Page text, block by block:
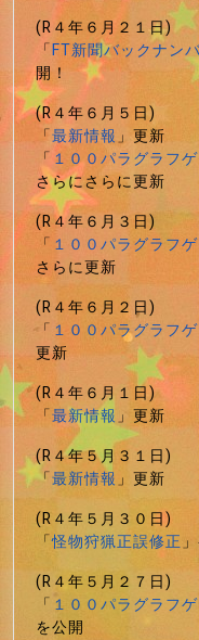
(R４年６月２１日)
「FT新聞バックナン
開！
(R４年６月５日)
「最新情報」更新
「 １００パラグラフ
さらにさらに更新
(R４年６月３日)
「 １００パラグラフ
さらに更新
(R４年６月２日)
「 １００パラグラフ
更新
(R４年６月１日)
「最新情報」更新
(R４年５月３１日)
「最新情報」更新
(R４年５月３０日)
「怪物狩猟正誤修正
(R４年５月２７日)
「 １００パラグラフ
を公開